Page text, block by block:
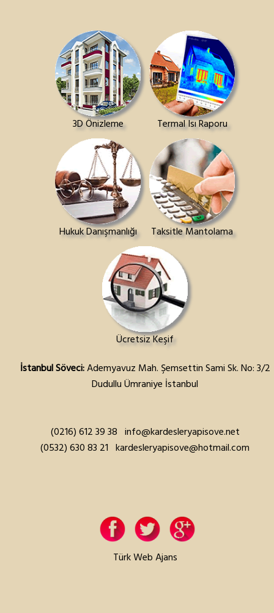
3D Önizleme Termal Isı Raporu
Hukuk Danışmanlığı Taksitle Mantolama
Ücretsiz Keşif
İstanbul Söveci:Ademyavuz Mah. Şemsettin Sami Sk. No: 3/2
Dudullu Ümraniye İstanbul
(0216) 612 39 38 info@kardesleryapisove.net
(0532) 630 83 21 kardesleryapisove@hotmail.com
Türk Web Ajans